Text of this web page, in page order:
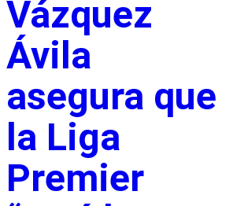
Vázquez
Ávila
asegura que
la Liga
Premier